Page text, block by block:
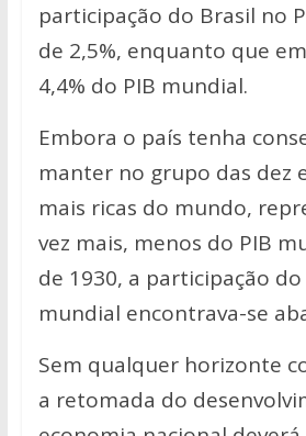
participação do Brasil no
de 2,5%, enquanto que
4,4% do PIB mundial.
Embora o país tenha
manter no grupo das dez
mais ricas do mundo,
vez mais, menos do PIB
de 1930, a participação
mundial encontrava-se
Sem qualquer horizonte
a retomada do